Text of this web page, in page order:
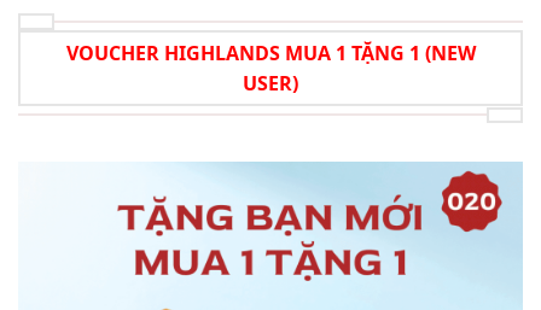
VOUCHER HIGHLANDS MUA 1 TẶNG 1 (NEW
USER)